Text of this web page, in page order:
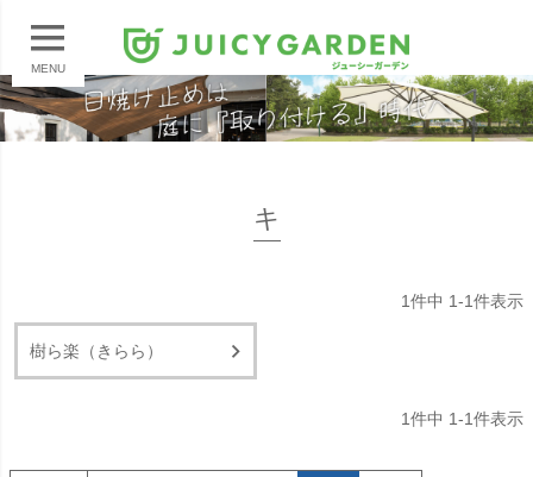
MENU
キ
1件中 1-1件表示
樹ら楽（きらら）
1件中 1-1件表示